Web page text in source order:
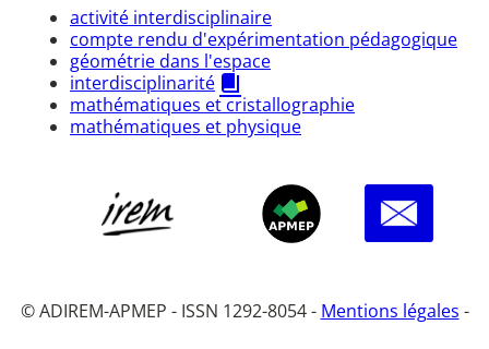
activité interdisciplinaire
compte rendu d'expérimentation pédagogique
géométrie dans l'espace
interdisciplinarité
mathématiques et cristallographie
mathématiques et physique
© ADIREM-APMEP - ISSN 1292-8054 - Mentions légales -